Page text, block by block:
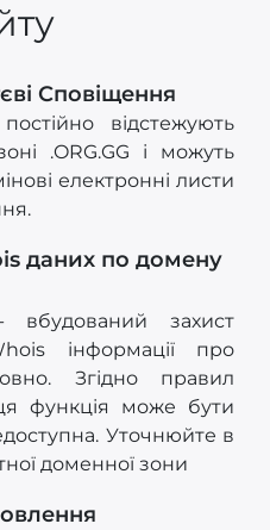
Сповіщення
відстежують
.ORG.GG і можуть
електронні листи
даних по домену
захист
інформації про
Згідно правил
функція може бути
Уточнюйте в
доменної зони